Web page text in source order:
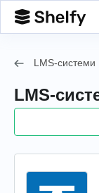
LMS-системи
LMS-